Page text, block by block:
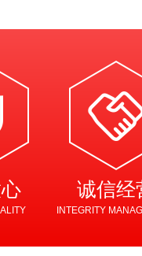
诚信经
INTEGRITY